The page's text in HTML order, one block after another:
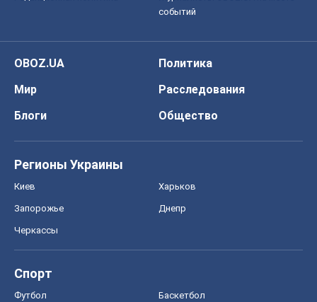
событий
OBOZ.UA
Политика
Мир
Расследования
Блоги
Общество
Регионы Украины
Киев Харьков
Запорожье Днепр
Черкассы
Спорт
Футбол Баскетбол